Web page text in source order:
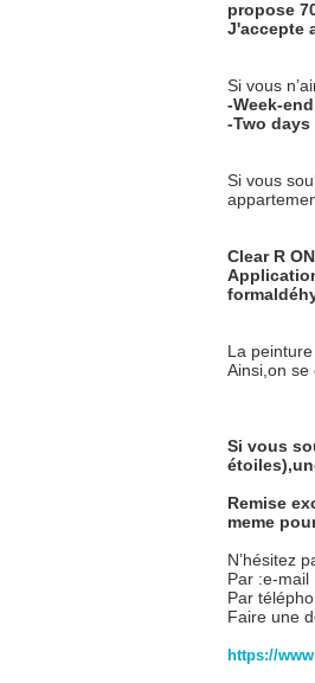
propose
J'accepte
Si vous
-Week-
-Two
Si vous
Clear R
La
Ainsi,on se
Si vous
Remise
meme
N’hésitez
Par :e-mail
Par
Faire une
https://